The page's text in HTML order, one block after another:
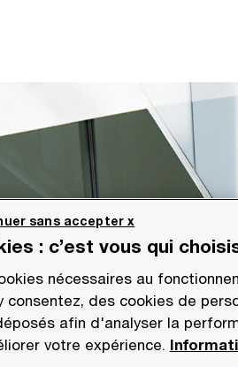
: c’est vous qui
nécessaires au
consentez, des cookies de
afin d'analyser la
votre expérience.
sans accepter x